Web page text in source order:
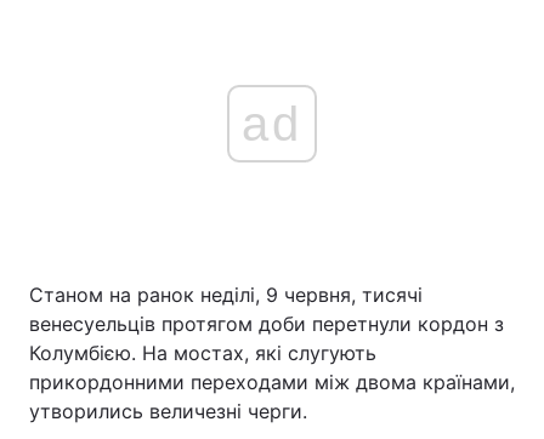
ad
Станом на ранок неділі, 9 червня, тисячі
венесуельців протягом доби перетнули кордон з
Колумбією. На мостах, які слугують
прикордонними переходами між двома країнами,
утворились величезні черги.